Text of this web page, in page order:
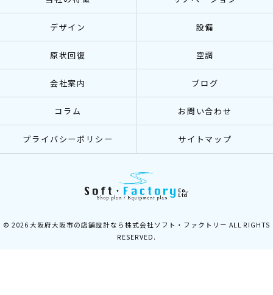
デザイン 設備
原状回復 空調
会社案内 ブログ
コラム お問い合わせ
プライバシーポリシー サイトマップ
© 2026 大阪府大阪市の店舗設計なら株式会社ソフト・ファクトリー ALL RIGHTS
RESERVED.